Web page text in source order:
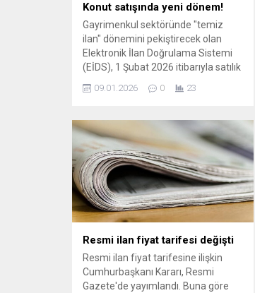
Konut satışında yeni dönem!
Gayrimenkul sektöründe "temiz
ilan" dönemini pekiştirecek olan
Elektronik İlan Doğrulama Sistemi
(EİDS), 1 Şubat 2026 itibarıyla satılık
konutları da kapsayacak şekilde
genişletiliyor. Bu tarihten sonra
vatandaşlar, emlak ...
09.01.2026 0 23
Resmi ilan fiyat tarifesi değişti
Resmi ilan fiyat tarifesine ilişkin
Cumhurbaşkanı Kararı, Resmi
Gazete'de yayımlandı. Buna göre